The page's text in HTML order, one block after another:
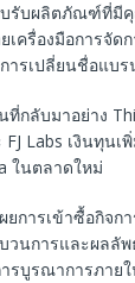
รับผลิตภัณฑ์ที่มี
ครื่องมือการจัด
รเปลี่ยนชื่อแบร
กลับมาอย่าง
Labs เงินทุน
ในตลาดใหม่
ยการเข้าซื้อกิจ
วนการและผลลั
รบูรณาการภาย